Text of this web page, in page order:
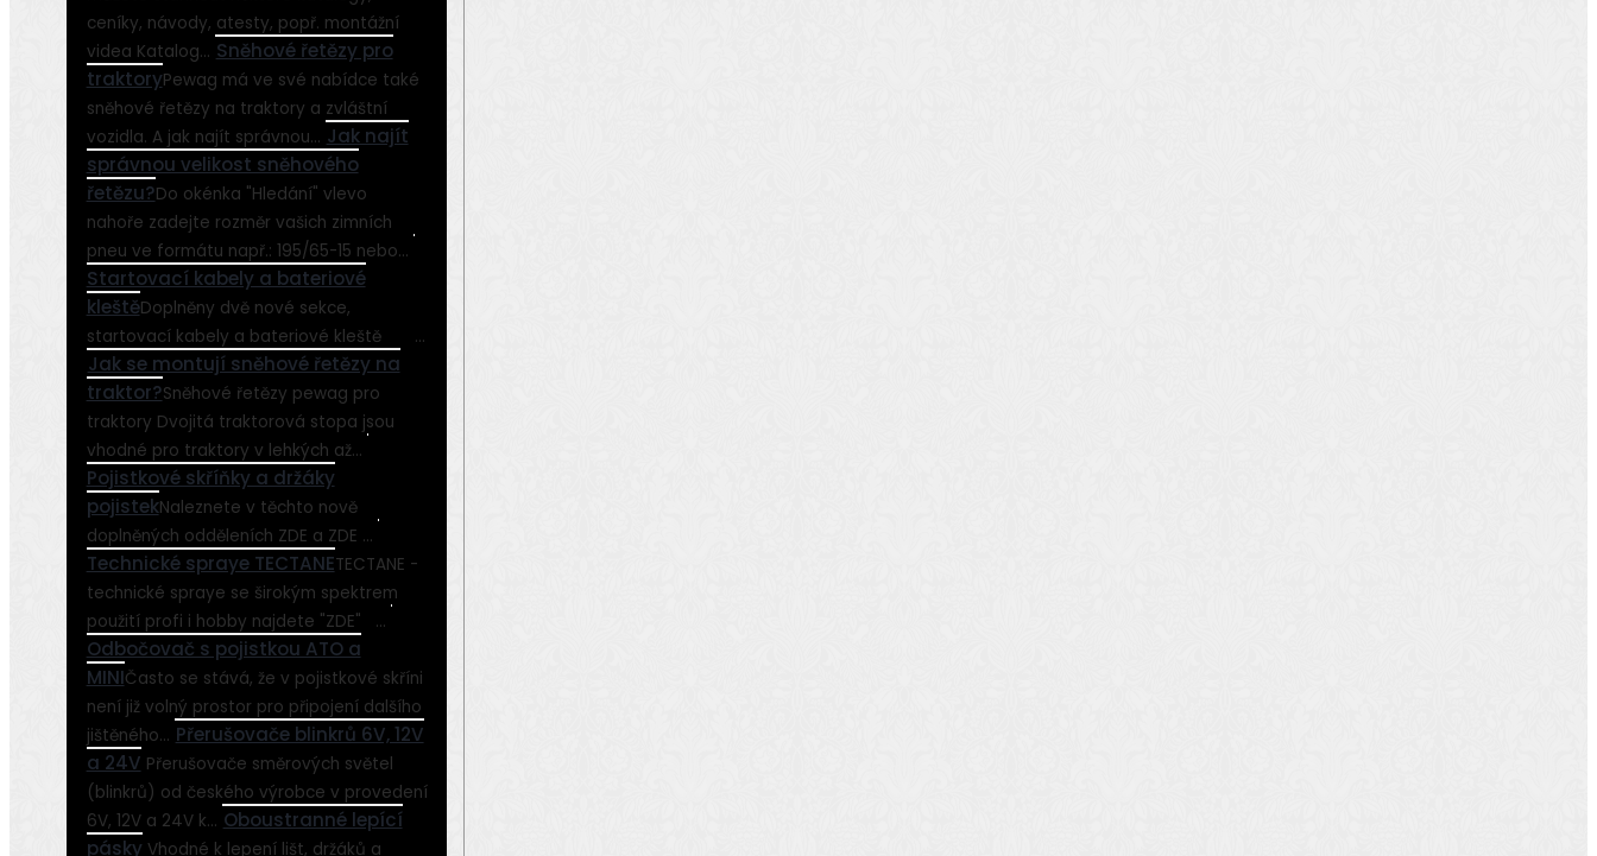
ceníky­, návody, atesty, popř. montážní
videa Katalog... Sněhové řetězy pro
traktoryPewag má ve své nabídce také
sněhové řetězy na traktory a zvláštní
vozidla. A jak najít správnou... Jak najít
správnou velikost sněhového
řetězu?Do okénka "Hledání" vlevo
nahoře zadejte rozměr vašich zimních
pneu ve formátu např.: 195/65-15 nebo...
Startovací kabely a bateriové
kleštěDoplněny dvě nové sekce,
startovací kabely a bateriové kleště ...
Jak se montují sněhové řetězy na
traktor?Sněhové řetězy pewag pro
traktory Dvojitá traktorová stopa jsou
vhodné pro traktory v lehkých až...
Pojistkové skříňky a držáky
pojistekNaleznete v těchto nově
doplněných odděleních ZDE a ZDE ...
Technické spraye TECTANETECTANE -
technické spraye se širokým spektrem
použití profi i hobby najdete "ZDE" ...
Odbočovač s pojistkou ATO a
MINIČasto se stává, že v pojistkové skříni
není již volný prostor pro připojení dalšího
jištěného... Přerušovače blinkrů 6V, 12V
a 24V Přerušovače směrových světel
(blinkrů) od českého výrobce v provedení
6V, 12V a 24V k... Oboustranné lepící
pásky Vhodné k lepení lišt, držáků a